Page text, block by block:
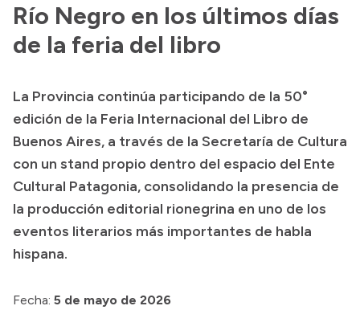
Consejo Asesor
Normativa
Colecciones
Río Negro en los últimos días
de la feria del libro
La Provincia continúa participando de la 50°
edición de la Feria Internacional del Libro de
Buenos Aires, a través de la Secretaría de Cultura
con un stand propio dentro del espacio del Ente
Cultural Patagonia, consolidando la presencia de
la producción editorial rionegrina en uno de los
eventos literarios más importantes de habla
hispana.
Fecha: 5 de mayo de 2026